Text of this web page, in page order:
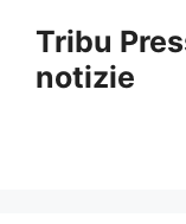
content
Tribu
notizie